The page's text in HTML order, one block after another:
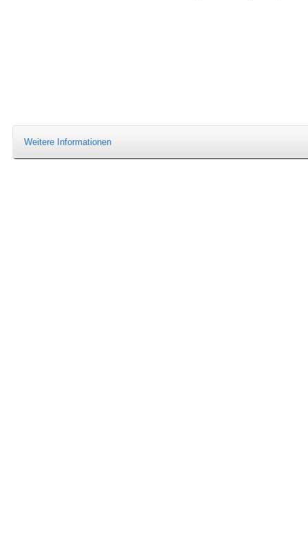
Weitere Informationen